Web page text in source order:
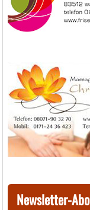
Newsletter-Abo